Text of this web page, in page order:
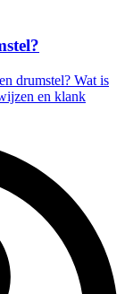
drumstel? Wat is
en klank